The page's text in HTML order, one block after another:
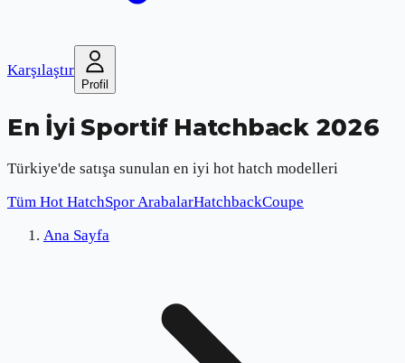
Karşılaştır
Profil
En İyi Sportif Hatchback 2026
Türkiye'de satışa sunulan en iyi hot hatch modelleri
Tüm Hot HatchSpor ArabalarHatchbackCoupe
Ana Sayfa